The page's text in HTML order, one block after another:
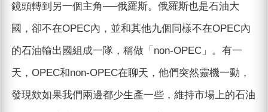
鏡頭轉到另一個主角──俄羅斯。俄羅斯也是石油大
國，卻不在OPEC內，並和其他九個同樣不在OPEC內
的石油輸出國組成一隊，稱做「non-OPEC」。有一
天，OPEC和non-OPEC在聊天，他們突然靈機一動，
發現欸如果我們兩邊都少生產一些，維持市場上的石油